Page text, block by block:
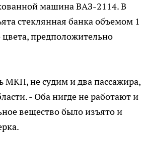
машина ВАЗ-2114. В
стеклянная банка объемом 1
предположительно
МКП, не судим и два пассажира,
- Оба нигде не работают и
вещество было изъято и